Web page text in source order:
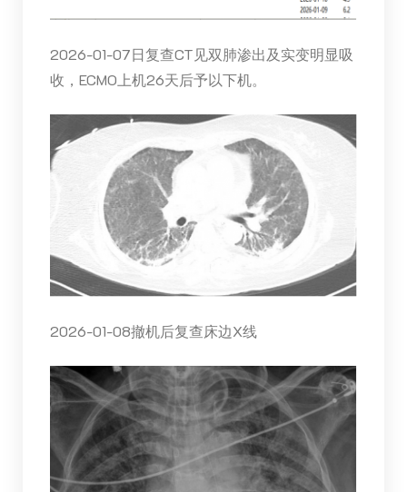
2026-01-07日复查CT见双肺渗出及实变明显吸
收，ECMO上机26天后予以下机。
2026-01-08撤机后复查床边X线